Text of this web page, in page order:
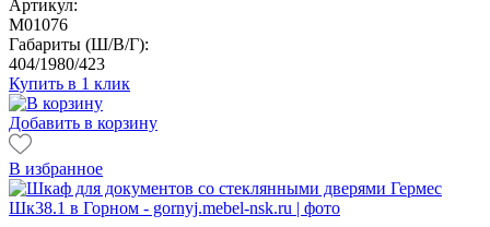
Артикул:
M01076
Габариты (Ш/В/Г):
404/1980/423
Купить в 1 клик
Добавить в корзину
В избранное